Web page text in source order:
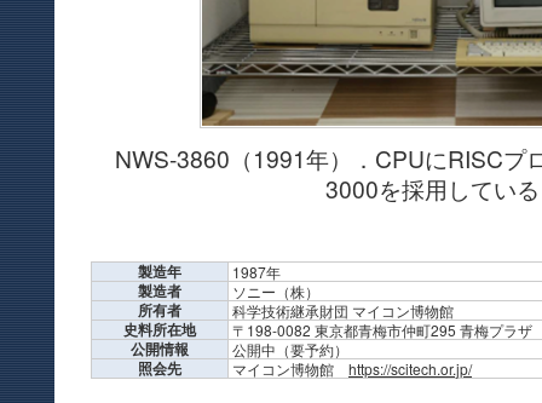
NWS-3860（1991年）．CPUにRISCプ
3000を採用してい
製造年 1987年
製造者 ソニー（株）
所有者 科学技術継承財団 マイコン博物館
史料所在地 〒198-0082 東京都青梅市仲町295 青梅プラザ
公開情報 公開中（要予約）
照会先 マイコン博物館 https://scitech.or.jp/